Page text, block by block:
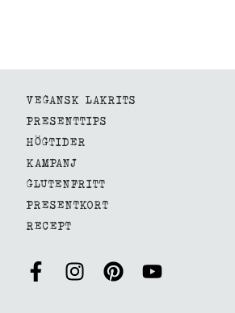
VEGANSK LAKRITS
PRESENTTIPS
HÖGTIDER
KAMPANJ
GLUTENFRITT
PRESENTKORT
RECEPT